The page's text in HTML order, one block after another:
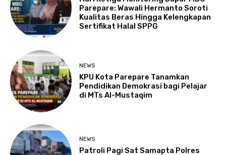
Parepare: Wawali Hermanto Soroti
Kualitas Beras Hingga Kelengkapan
Sertifikat Halal SPPG
NEWS
KPU Kota Parepare Tanamkan
Pendidikan Demokrasi bagi Pelajar
di MTs Al-Mustaqim
NEWS
Patroli Pagi Sat Samapta Polres